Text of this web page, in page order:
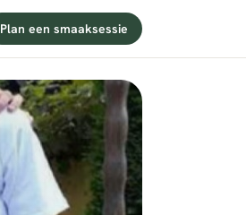
Plan een smaaksessie